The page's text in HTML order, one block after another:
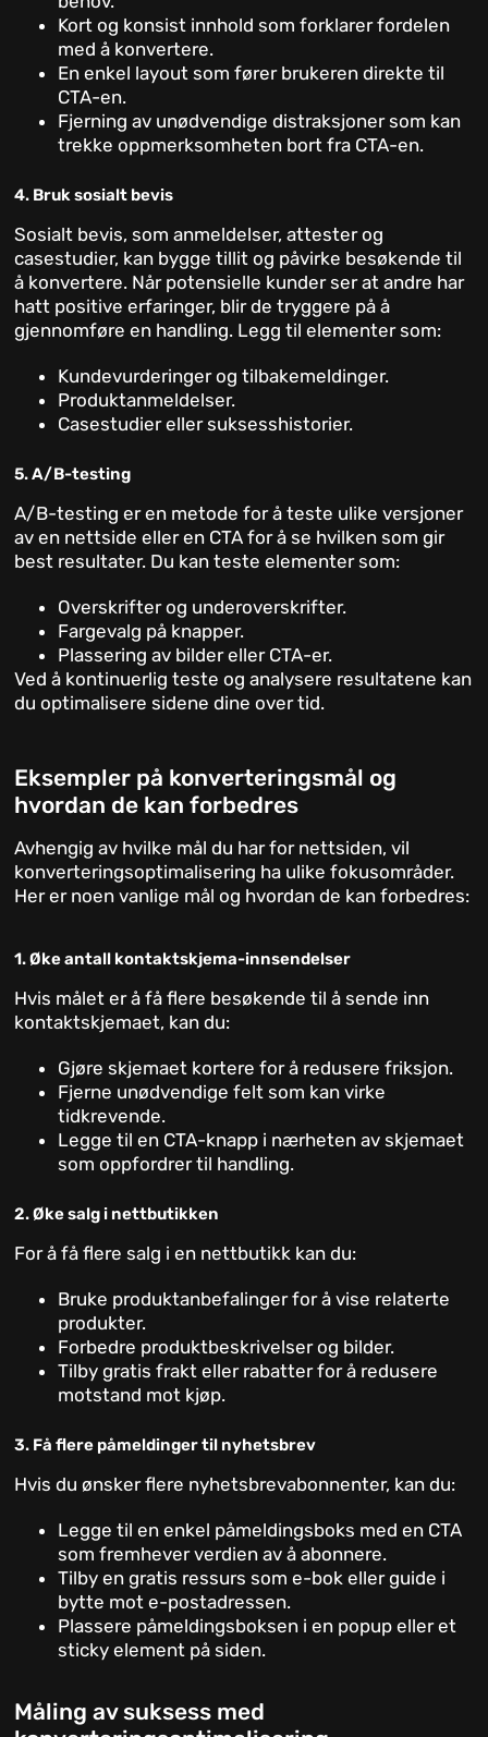
Kort og konsist innhold som forklarer fordelen
med å konvertere.
En enkel layout som fører brukeren direkte til
CTA-en.
Fjerning av unødvendige distraksjoner som kan
trekke oppmerksomheten bort fra CTA-en.
4. Bruk sosialt bevis
Sosialt bevis, som anmeldelser, attester og
casestudier, kan bygge tillit og påvirke besøkende til
å konvertere. Når potensielle kunder ser at andre har
hatt positive erfaringer, blir de tryggere på å
gjennomføre en handling. Legg til elementer som:
Kundevurderinger og tilbakemeldinger.
Produktanmeldelser.
Casestudier eller suksesshistorier.
5. A/B-testing
A/B-testing er en metode for å teste ulike versjoner
av en nettside eller en CTA for å se hvilken som gir
best resultater. Du kan teste elementer som:
Overskrifter og underoverskrifter.
Fargevalg på knapper.
Plassering av bilder eller CTA-er.
Ved å kontinuerlig teste og analysere resultatene kan
du optimalisere sidene dine over tid.
Eksempler på konverteringsmål og
hvordan de kan forbedres
Avhengig av hvilke mål du har for nettsiden, vil
konverteringsoptimalisering ha ulike fokusområder.
Her er noen vanlige mål og hvordan de kan forbedres:
1. Øke antall kontaktskjema-innsendelser
Hvis målet er å få flere besøkende til å sende inn
kontaktskjemaet, kan du:
Gjøre skjemaet kortere for å redusere friksjon.
Fjerne unødvendige felt som kan virke
tidkrevende.
Legge til en CTA-knapp i nærheten av skjemaet
som oppfordrer til handling.
2. Øke salg i nettbutikken
For å få flere salg i en nettbutikk kan du:
Bruke produktanbefalinger for å vise relaterte
produkter.
Forbedre produktbeskrivelser og bilder.
Tilby gratis frakt eller rabatter for å redusere
motstand mot kjøp.
3. Få flere påmeldinger til nyhetsbrev
Hvis du ønsker flere nyhetsbrevabonnenter, kan du:
Legge til en enkel påmeldingsboks med en CTA
som fremhever verdien av å abonnere.
Tilby en gratis ressurs som e-bok eller guide i
bytte mot e-postadressen.
Plassere påmeldingsboksen i en popup eller et
sticky element på siden.
Måling av suksess med